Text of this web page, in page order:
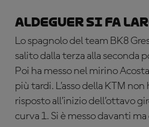
Aldeguer si fa
Lo spagnolo del team BK8
salito dalla terza alla seconda
Poi ha messo nel mirino
più tardi. L’asso della KTM
risposto all’iniziodell’ottavo
curva 1. Si è messo davanti